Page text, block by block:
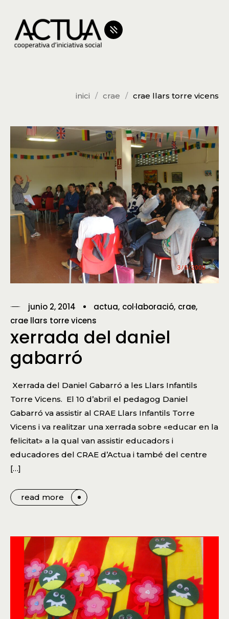
inici crae crae llars torre vicens
junio 2, 2014 actua col·laboració crae
crae llars torre vicens
xerrada del daniel
gabarró
Xerrada del Daniel Gabarró a les Llars Infantils
Torre Vicens. El 10 d’abril el pedagog Daniel
Gabarró va assistir al CRAE Llars Infantils Torre
Vicens i va realitzar una xerrada sobre «educar en la
felicitat» a la qual van assistir educadors i
educadores del CRAE d’Actua i també del centre
[…]
read more